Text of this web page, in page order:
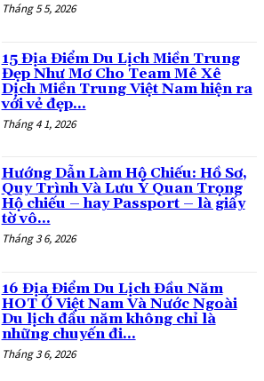
Tháng 5 5, 2026
15 Địa Điểm Du Lịch Miền Trung
Đẹp Như Mơ Cho Team Mê Xê
Dịch Miền Trung Việt Nam hiện ra
với vẻ đẹp...
Tháng 4 1, 2026
Hướng Dẫn Làm Hộ Chiếu: Hồ Sơ,
Quy Trình Và Lưu Ý Quan Trọng
Hộ chiếu – hay Passport – là giấy
tờ vô...
Tháng 3 6, 2026
16 Địa Điểm Du Lịch Đầu Năm
HOT Ở Việt Nam Và Nước Ngoài
Du lịch đầu năm không chỉ là
những chuyến đi...
Tháng 3 6, 2026